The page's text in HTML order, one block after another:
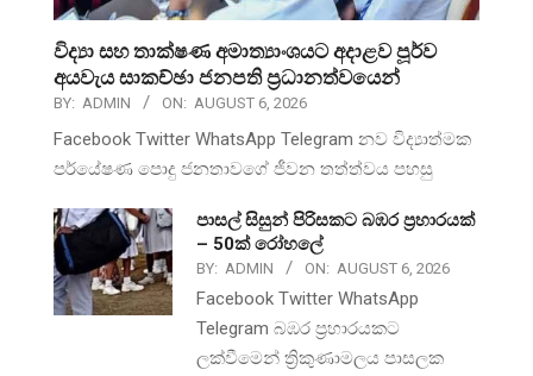
විද්‍යා සහ තාක්ෂණ අමාත්‍යාංශයට අදාළව පූර්ව
අයවැය සාකච්ඡා ජනපති ප්‍රධානත්වයෙන්
BY: ADMIN ON: AUGUST 6, 2026
Facebook Twitter WhatsApp Telegram නව විද්‍යාත්මක
පර්යේෂණ පොදු ජනතාවගේ ජීවන තත්ත්වය පහසු
පාසල් සිසුන් පිරිසකට බඹර ප්‍රහාරයක්
– 50ක් රෝහලේ
BY: ADMIN ON: AUGUST 6, 2026
Facebook Twitter WhatsApp
Telegram බඹර ප්‍රහාරයකට
ලක්වීමෙන් ත්‍රිකුණාමලය පාසලක